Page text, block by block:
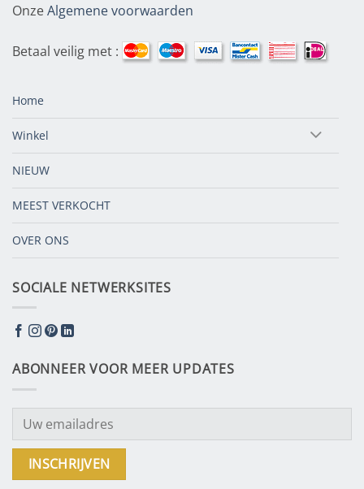
OnzeAlgemene voorwaarden
Betaal veilig met :
Home
Winkel
NIEUW
MEEST VERKOCHT
OVER ONS
SOCIALE NETWERKSITES
ABONNEER VOOR MEER UPDATES